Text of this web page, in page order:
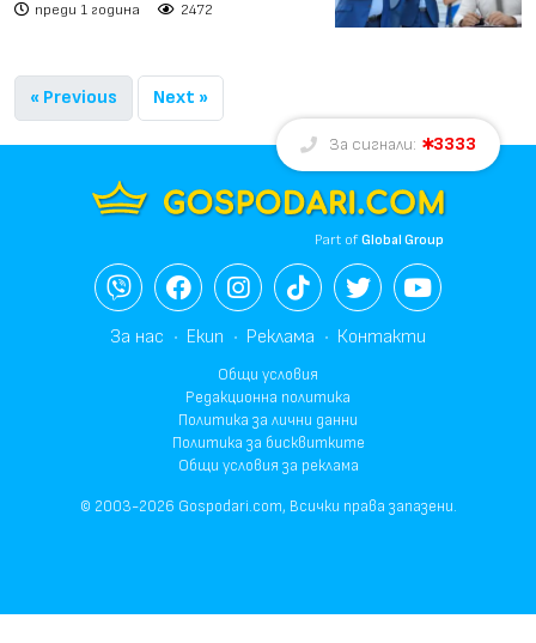
преди 1 година 2472
« Previous Next »
За сигнали: 3333
Part ofGlobal Group
За нас Екип Реклама Контакти
Общи условия
Редакционна политика
Политика за лични данни
Политика за бисквитките
Общи условия за реклама
© 2003-2026 Gospodari.com, Всички права запазени.